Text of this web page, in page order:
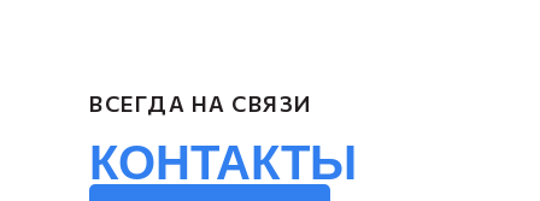
КОНТАКТЫ
ВСЕГДА НА СВЯЗИ